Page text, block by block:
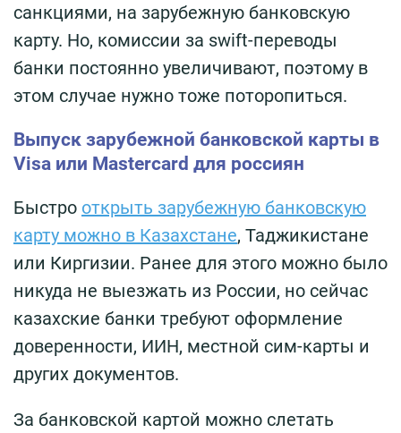
санкциями, на зарубежную банковскую
карту. Но, комиссии за swift-переводы
банки постоянно увеличивают, поэтому в
этом случае нужно тоже поторопиться.
Выпуск зарубежной банковской карты в
Visa или Mastercard для россиян
Быстро открыть зарубежную банковскую
карту можно в Казахстане, Таджикистане
или Киргизии. Ранее для этого можно было
никуда не выезжать из России, но сейчас
казахские банки требуют оформление
доверенности, ИИН, местной сим-карты и
других документов.
За банковской картой можно слетать